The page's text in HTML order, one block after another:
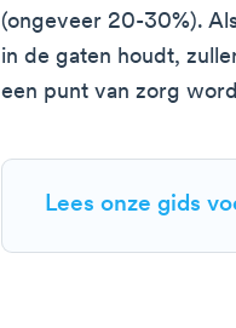
(ongeveer 20-30%).
in de gaten houdt,
een punt van zorg
Lees onze gids